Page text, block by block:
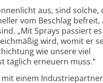
aus, sind solche,
vom Beschlag befreit,
„Mit Sprays passiert
wird, womit er
wie unsere viel
täglich erneuern muss.“
mit einem